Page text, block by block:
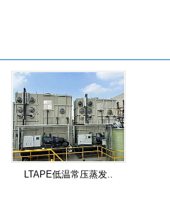
LTAPE低温常压蒸发..